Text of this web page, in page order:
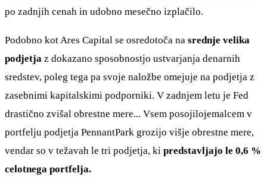
po zadnjih cenah in udobno mesečno izplačilo.
Podobno kot Ares Capital se osredotoča na srednje velika
podjetja z dokazano sposobnostjo ustvarjanja denarnih
sredstev, poleg tega pa svoje naložbe omejuje na podjetja z
zasebnimi kapitalskimi podporniki. V zadnjem letu je Fed
drastično zvišal obrestne mere... Vsem posojilojemalcem v
portfelju podjetja PennantPark grozijo višje obrestne mere,
vendar so v težavah le tri podjetja, ki predstavljajo le 0,6 %
celotnega portfelja.